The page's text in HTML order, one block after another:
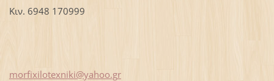
Κιν. 6948 170999
morfixilotexniki@yahoo.gr